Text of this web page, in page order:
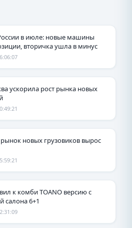
в июле: новые машины
вторичка ушла в минус
ускорила рост рынка новых
новых грузовиков вырос
к комби TOANO версию с
салона 6+1